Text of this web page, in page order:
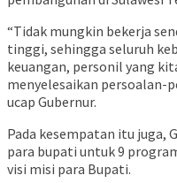
“Tidak mungkin bekerja
tinggi, sehingga seluruh
keuangan, personil yang
menyelesaikan persoalan-
ucap Gubernur.
Pada kesempatan itu juga,
para bupati untuk 9
visi misi para Bupati.